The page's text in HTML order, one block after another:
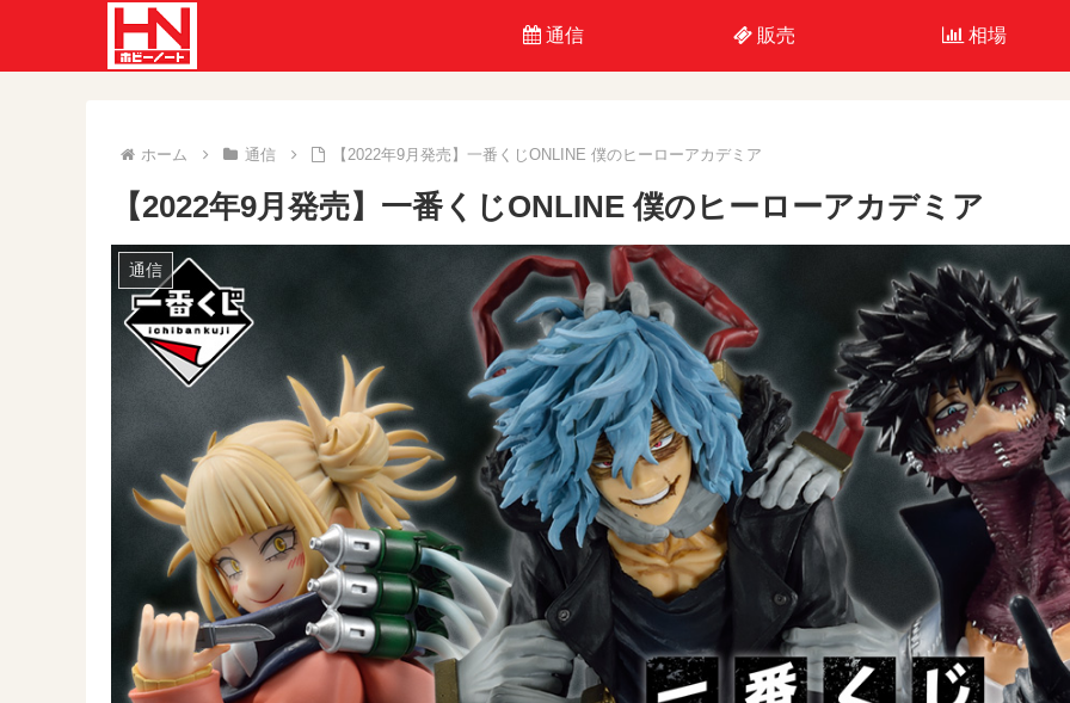
通信 販売 相場
ホーム 通信 【2022年9月発売】一番くじONLINE 僕のヒーローアカデミア
【2022年9月発売】一番くじONLINE 僕のヒーローアカデミア
通信